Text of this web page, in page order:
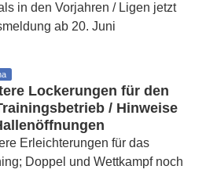
in den Vorjahren / Ligen jetzt
ab 20. Juni
Lockerungen für den
/ Hinweise
Erleichterungen für das
Doppel und Wettkampf noch